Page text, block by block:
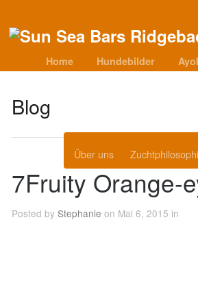
Home Hundebilder
Über uns
Blog
7Fruity Orange-
Posted by Stephanie on Mai 6, 2015 in